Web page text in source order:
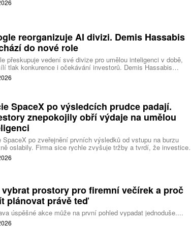
reorganizuje AI divizi. Demis Hassabis
do nové role
přeskupuje vedení své divize pro umělou inteligenci v době,
tlak konkurence i očekávání investorů. Demis Hassabis
každodenní řízení DeepMind a zaměří se na vývoj pokročilé
inteligence i její dopad na společnost.
SpaceX po výsledcích prudce padají.
znepokojily obří výdaje na umělou
SpaceX po zveřejnění prvních výsledků od vstupu na burzu
oslabily. Firma sice rychle zvyšuje tržby a tvrdí, že investice
inteligence se vracejí mnohem rychleji než dříve, investoři ale
zda je tempo rekordních výdajů dlouhodobě udržitelné.
prostory pro firemní večírek a proč
plánovat právě teď
úspěšné akce může na první pohled vypadat jednoduše....